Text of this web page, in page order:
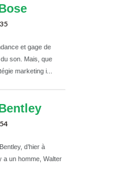
et gage de
son. Mais, que
marketing i...
d’hier à
a un homme, Walter